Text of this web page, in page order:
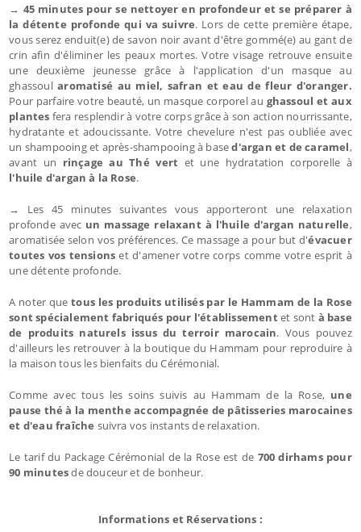
→ 45 minutes pour se nettoyer en profondeur et se préparer à
la détente profonde qui va suivre. Lors de cette première étape,
vous serez enduit(e) de savon noir avant d'être gommé(e) au gant de
crin afin d'éliminer les peaux mortes. Votre visage retrouve ensuite
une deuxième jeunesse grâce à l'application d'un masque au
ghassoularomatisé au miel, safran et eau de fleur d'oranger.
Pour parfaire votre beauté, un masque corporel au ghassoul et aux
plantes fera resplendir à votre corps grâce à son action nourrissante,
hydratante et adoucissante. Votre chevelure n'est pas oubliée avec
un shampooing et après-shampooing à based'argan et de caramel,
avant un rinçage au Thé vert et une hydratation corporelle à
l'huile d'argan à la Rose.
→ Les 45 minutes suivantes vous apporteront une relaxation
profonde avec un massage relaxant à l'huile d'argan naturelle,
aromatisée selon vos préférences. Ce massage a pour but d'évacuer
toutes vos tensions et d'amener votre corps comme votre esprit à
une détente profonde.
A noter quetous les produits utilisés par le Hammam de la Rose
sont spécialement fabriqués pour l'établissementet sont à base
de produits naturels issus du terroir marocain. Vous pouvez
d'ailleurs les retrouver à la boutique du Hammam pour reproduire à
la maison tous les bienfaits du Cérémonial.
Comme avec tous les soins suivis au Hammam de la Rose, une
pause thé à la menthe accompagnée de pâtisseries marocaines
et d'eau fraîche suivra vos instants de relaxation.
Le tarif du Package Cérémonial de la Rose est de 700 dirhams pour
90 minutesde douceur et de bonheur.
Informations et Réservations :